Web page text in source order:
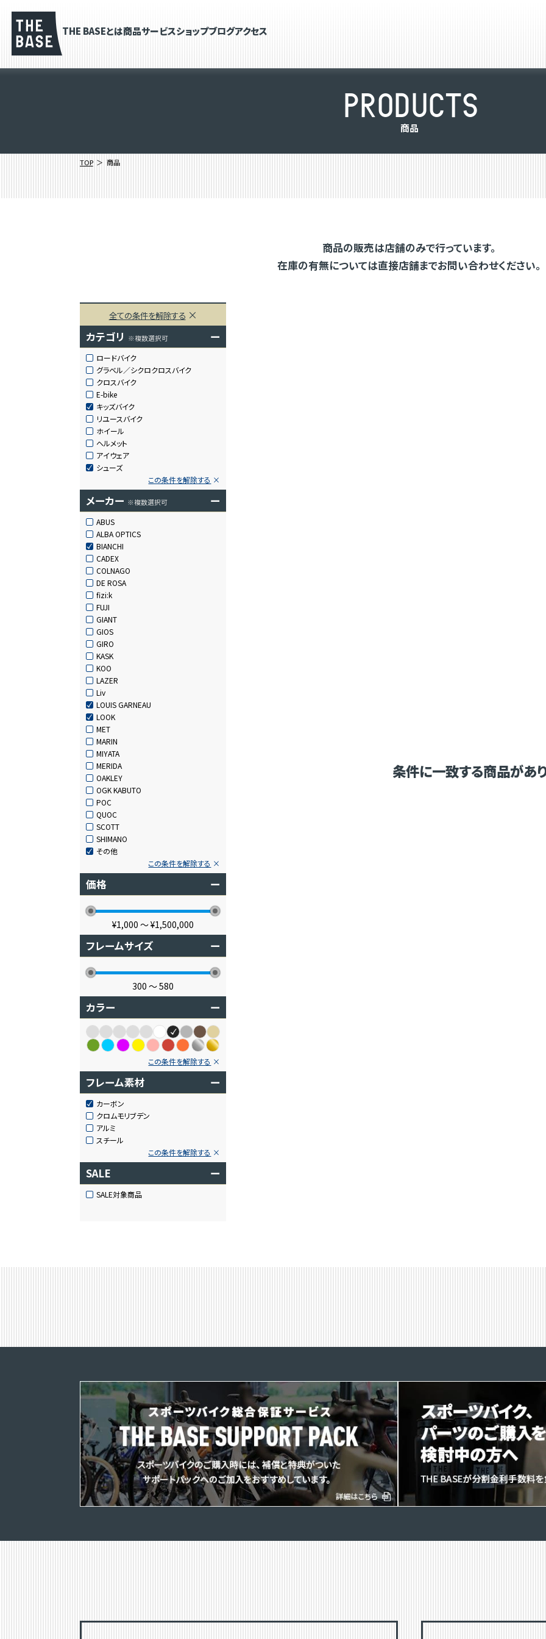
THE BASEとは商品サービスショップブログアクセス
PRODUCTS
商品
TOP 商品
商品の販売は店舗のみで行っています。
在庫の有無については直接店舗までお問い合わせください。
全ての条件を解除する
カテゴリ ※複数選択可 ー
ロードバイク
グラベル／シクロクロスバイク
クロスバイク
E-bike
キッズバイク
リユースバイク
ホイール
ヘルメット
アイウェア
シューズ
この条件を解除する
メーカー ※複数選択可 ー
ABUS
ALBA OPTICS
BIANCHI
CADEX
COLNAGO
DE ROSA
fizi:k
FUJI
GIANT
GIOS
GIRO
KASK
KOO
LAZER
Liv
LOUIS GARNEAU
LOOK
MET
MARIN
MIYATA
MERIDA
OAKLEY
OGK KABUTO
POC
QUOC
SCOTT
SHIMANO
その他
この条件を解除する
価格 ー
¥1,000 〜¥1,500,000
フレームサイズ ー
300 〜580
カラー ー
この条件を解除する
フレーム素材 ー
カーボン
クロムモリブデン
アルミ
スチール
この条件を解除する
SALE ー
SALE対象商品
条件に一致する商品があ